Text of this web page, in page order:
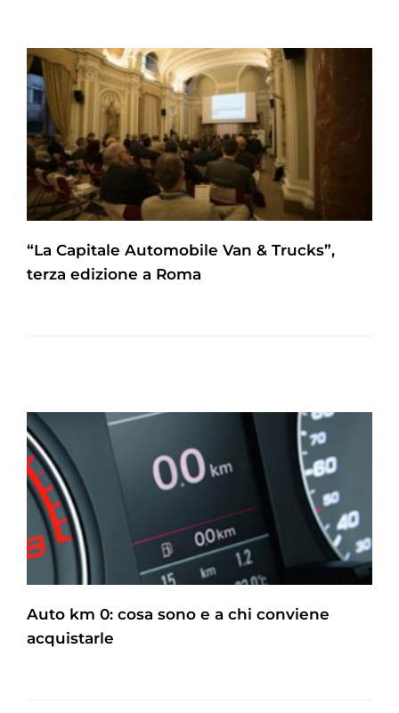
“La Capitale Automobile Van & Trucks”,
terza edizione a Roma
Auto km 0: cosa sono e a chi conviene
acquistarle